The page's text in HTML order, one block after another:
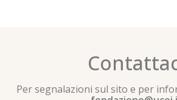
Per segnalazioni sul sito e per